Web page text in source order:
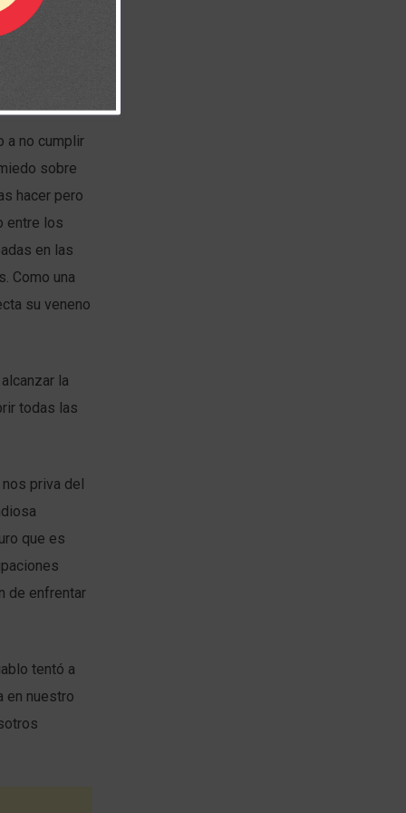
de
forma de
a no cumplir
sobre
hacer pero
entre los
en las
Como una
su veneno
la
todas las
priva del
que es
de enfrentar
tentó a
en nuestro